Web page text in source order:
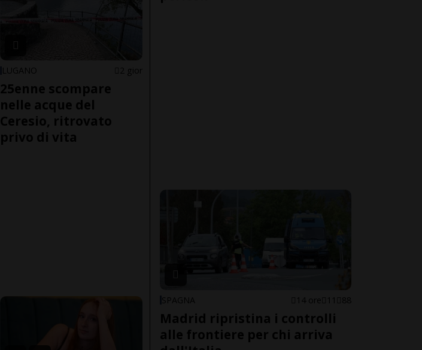
LUGANO 2 gior
25enne scompare
nelle acque del
Ceresio, ritrovato
privo di vita
SPAGNA 14 ore 11 88
Madrid ripristina i controlli
alle frontiere per chi arriva